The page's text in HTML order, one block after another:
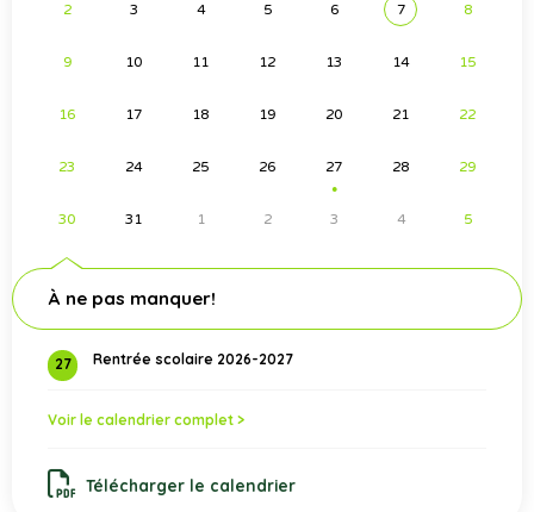
2 3 4 5 6 7 8
9 10 11 12 13 14 15
16 17 18 19 20 21 22
23 24 25 26 27
●
28 29
30 31 1 2 3 4 5
À ne pas manquer!
27 Rentrée scolaire 2026-2027
Voir le calendrier complet >
Télécharger le calendrier